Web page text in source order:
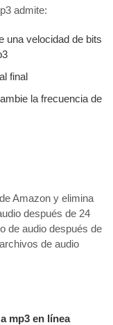
admite:
una velocidad de bits
final
la frecuencia de
Amazon y elimina
después de 24
de audio después de
de audio
mp3 en línea